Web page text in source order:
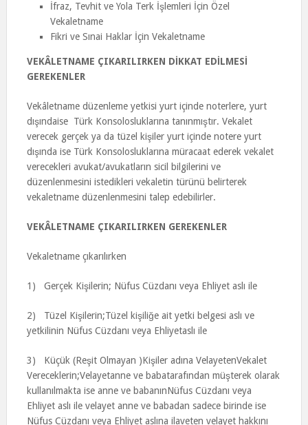
İfraz, Tevhit ve Yola Terk İşlemleri İçin Özel
Vekaletname
Fikri ve Sınai Haklar İçin Vekaletname
VEKÂLETNAME ÇIKARILIRKEN DİKKAT EDİLMESİ
GEREKENLER
Vekâletname düzenleme yetkisi yurt içinde noterlere, yurt
dışındaise Türk Konsolosluklarına tanınmıştır. Vekalet
verecek gerçek ya da tüzel kişiler yurt içinde notere yurt
dışında ise Türk Konsolosluklarına müracaat ederek vekalet
verecekleri avukat/avukatların sicil bilgilerini ve
düzenlenmesini istedikleri vekaletin türünü belirterek
vekaletname düzenlenmesini talep edebilirler.
VEKÂLETNAME ÇIKARILIRKEN GEREKENLER
Vekaletname çıkarılırken
1) Gerçek Kişilerin; Nüfus Cüzdanı veya Ehliyet aslı ile
2) Tüzel Kişilerin;Tüzel kişiliğe ait yetki belgesi aslı ve
yetkilinin Nüfus Cüzdanı veya Ehliyetaslı ile
3) Küçük (Reşit Olmayan )Kişiler adına VelayetenVekalet
Vereceklerin;Velayetanne ve babatarafından müşterek olarak
kullanılmakta ise anne ve babanınNüfus Cüzdanı veya
Ehliyet aslı ile velayet anne ve babadan sadece birinde ise
Nüfus Cüzdanı veya Ehliyet aslına ilaveten velayet hakkını